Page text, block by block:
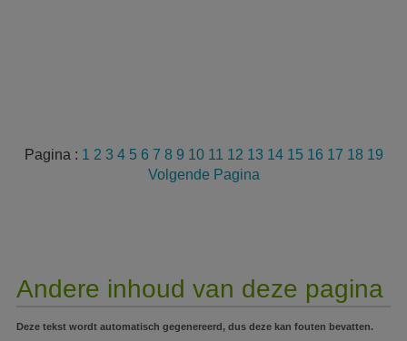
Pagina : 1 2 3 4 5 6 7 8 9 10 11 12 13 14 15 16 17 18 19
Volgende Pagina
Andere inhoud van deze pagina
Deze tekst wordt automatisch gegenereerd, dus deze kan fouten bevatten.